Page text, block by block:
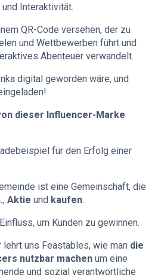
Interaktivität.
QR-Code versehen, der zu
und Wettbewerben führt und
Abenteuer verwandelt.
digital geworden wäre, und
dieser Influencer-Marke
für den Erfolg einer
ist eine Gemeinschaft, die
, Aktie und kaufen.
um Kunden zu gewinnen.
lehrt uns Feastables, wie man die
nutzbar machen um eine
und sozial verantwortliche